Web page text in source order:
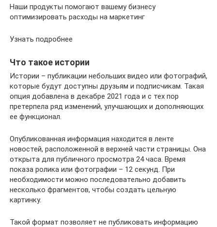
Наши продукты помогают вашему бизнесу
оптимизировать расходы на маркетинг
Узнать подробнее
Что такое истории
Истории – публикации небольших видео или фотографий,
которые будут доступны друзьям и подписчикам. Такая
опция добавлена в декабре 2021 года и с тех пор
претерпела ряд изменений, улучшающих и дополняющих
ее функционал.
Опубликованная информация находится в ленте
новостей, расположенной в верхней части страницы. Она
открыта для публичного просмотра 24 часа. Время
показа ролика или фотографии – 12 секунд. При
необходимости можно последовательно добавить
несколько фрагментов, чтобы создать цельную
картинку.
Такой формат позволяет не публиковать информацию